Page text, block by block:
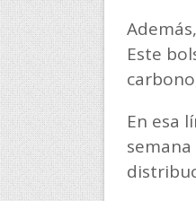
Este
En esa